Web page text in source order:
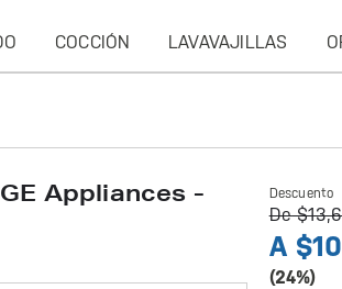
COCCIÓN LAVAVAJILLAS
Appliances -
Descuento
De
A
(24%)